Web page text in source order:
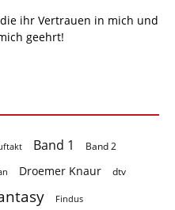
ihr Vertrauen in mich und
geehrt!
Band 1 Band 2
Droemer Knaur dtv
Findus